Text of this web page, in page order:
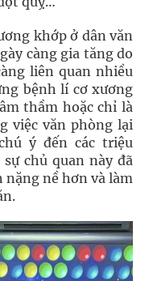
khớp ở dân văn
càng gia tăng do
liên quan nhiều
bệnh lí cơ xương
thầm hoặc chỉ là
việc văn phòng lại
ý đến các triệu
chủ quan này đã
nề hơn và làm